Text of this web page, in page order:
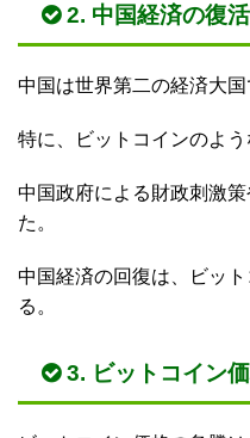
2. 中国経済の復
中国は世界第二の経済大
特に、ビットコインのよ
中国政府による財政刺激
た。
中国経済の回復は、ビッ
る。
3. ビットコイン